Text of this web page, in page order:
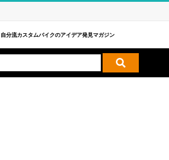
自分流カスタムバイクのアイデア発見マガジン